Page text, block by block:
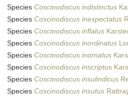
Species Coscinodiscus indistinctus
Species Coscinodiscus inexpectatus
Species Coscinodiscus inflatus
Species Coscinodiscus inordinatus
Species Coscinodiscus inornatus
Species Coscinodiscus inscriptus
Species Coscinodiscus insulindicus
Species Coscinodiscus insutus